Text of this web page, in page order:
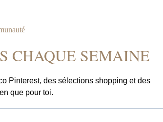
CHAQUE SEMAINE
Pinterest, des sélections shopping et des
que pour toi.